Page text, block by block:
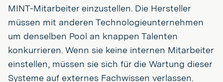
MINT-Mitarbeiter einzustellen. Die Hersteller
müssen mit anderen Technologieunternehmen
um denselben Pool an knappen Talenten
konkurrieren. Wenn sie keine internen Mitarbeiter
einstellen, müssen sie sich für die Wartung dieser
Systeme auf externes Fachwissen verlassen.